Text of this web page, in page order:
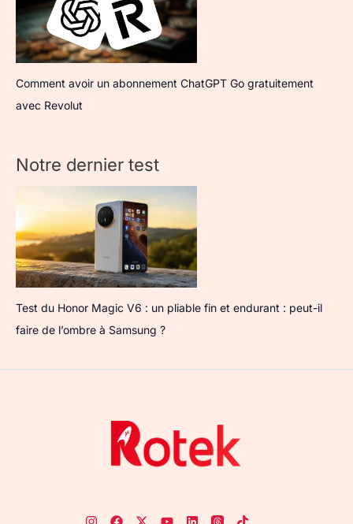
Comment avoir un abonnement ChatGPT Go gratuitement
avec Revolut
Notre dernier test
Test du Honor Magic V6 : un pliable fin et endurant : peut-il
faire de l’ombre à Samsung ?